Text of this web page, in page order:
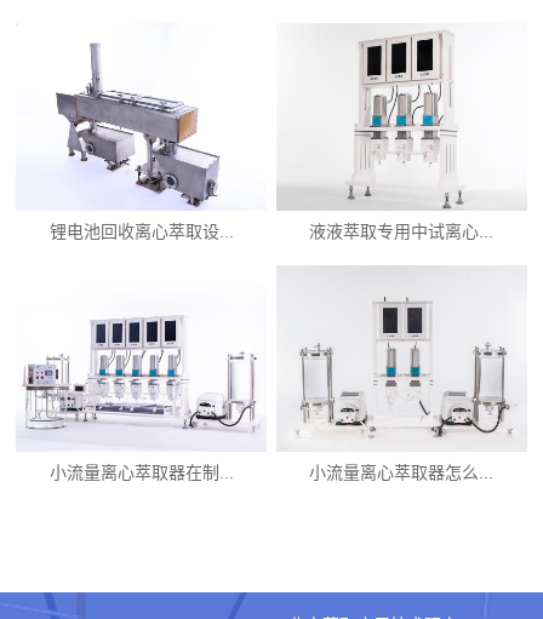
锂电池回收离心萃取设... 液液萃取专用中试离心...
小流量离心萃取器在制... 小流量离心萃取器怎么...